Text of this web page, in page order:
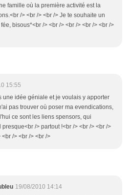
famille où la première activité est la
/> <br /> <br /> Je te souhaite un
bisous*<br /> <br /> <br /> <br /> <br />
15:55
une idée géniale et je voulais y apporter
pas trouver où poser ma evendications,
ce sont les liens spensors, qui
/> partout !<br /> <br /> <br />
/> <br /> <br />
19/08/2010 14:14